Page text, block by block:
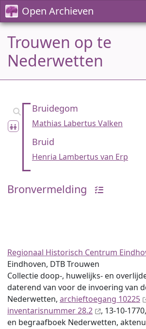
Open Archieven
Trouwen op te
Nederwetten
Bruidegom
Mathias Labertus Valken
Bruid
Henria Lambertus van Erp
Bronvermelding
Regionaal Historisch Centrum
Eindhoven, DTB Trouwen
Collectie doop-, huwelijks- en
daterend van voor de invoering van
Nederwetten, archieftoegang 10225
inventaris­num­mer 28.2
, 13-10-
en begraafboek Nederwetten,